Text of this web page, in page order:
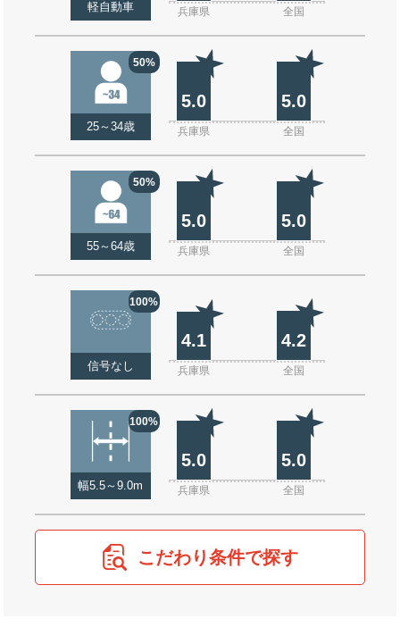
軽自動車 兵庫県 全国
50%
25～34歳
5.0 5.0
兵庫県 全国
50%
55～64歳
5.0 5.0
兵庫県 全国
100%
信号なし
4.1 4.2
兵庫県 全国
100%
幅5.5～9.0m
5.0 5.0
兵庫県 全国
こだわり条件で探す